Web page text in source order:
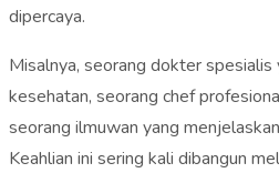
dipercaya.
Misalnya, seorang dokter spesialis
kesehatan, seorang chef
seorang ilmuwan yang
Keahlian ini sering kali dibangun